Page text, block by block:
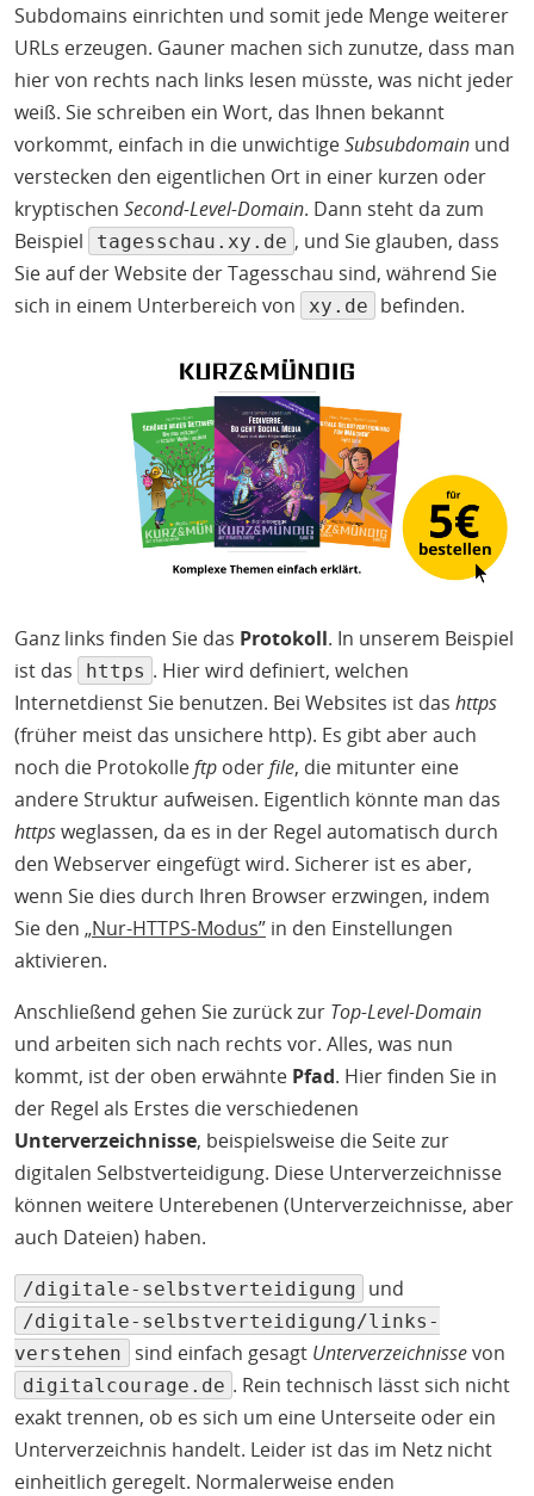
Subdomains einrichten und somit jede Menge weiterer
URLs erzeugen. Gauner machen sich zunutze, dass man
hier von rechts nach links lesen müsste, was nicht jeder
weiß. Sie schreiben ein Wort, das Ihnen bekannt
vorkommt, einfach in die unwichtigeSubsubdomain und
verstecken den eigentlichen Ort in einer kurzen oder
kryptischen Second-Level-Domain. Dann steht da zum
Beispiel
tagesschau.xy.de , und Sie glauben, dass
Sie auf der Website der Tagesschau sind, während Sie
sich in einem Unterbereich von
xy.de befinden.
Ganz links finden Sie das Protokoll. In unserem Beispiel
ist das
https . Hier wird definiert, welchen
Internetdienst Sie benutzen. Bei Websites ist das https
(früher meist das unsichere http). Es gibt aber auch
noch die Protokolleftp oderfile, die mitunter eine
andere Struktur aufweisen. Eigentlich könnte man das
httpsweglassen, da es in der Regel automatisch durch
den Webserver eingefügt wird. Sicherer ist es aber,
wenn Sie dies durch Ihren Browser erzwingen, indem
Sie den „Nur-HTTPS-Modus” in den Einstellungen
aktivieren.
Anschließend gehen Sie zurück zur Top-Level-Domain
und arbeiten sich nach rechts vor. Alles, was nun
kommt, ist der oben erwähnte Pfad. Hier finden Sie in
der Regel als Erstes die verschiedenen
Unterverzeichnisse, beispielsweise die Seite zur
digitalen Selbstverteidigung. Diese Unterverzeichnisse
können weitere Unterebenen (Unterverzeichnisse, aber
auch Dateien) haben.
/digitale-selbstverteidigung und
/digitale-selbstverteidigung/links-
verstehen
sind einfach gesagt Unterverzeichnissevon
digitalcourage.de . Rein technisch lässt sich nicht
exakt trennen, ob es sich um eine Unterseite oder ein
Unterverzeichnis handelt. Leider ist das im Netz nicht
einheitlich geregelt. Normalerweise enden